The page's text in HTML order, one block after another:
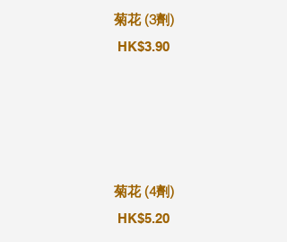
菊花 (3劑)
HK$3.90
菊花 (4劑)
HK$5.20